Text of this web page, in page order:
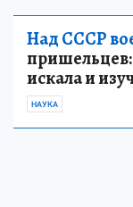
Над СССР
пришельцев:
искала и
НАУКА